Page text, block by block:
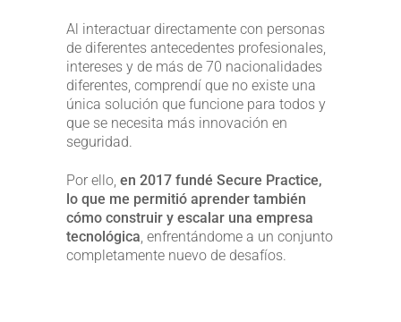
Al interactuar directamente con personas
de diferentes antecedentes profesionales,
intereses y de más de 70 nacionalidades
diferentes, comprendí que no existe una
única solución que funcione para todos y
que se necesita más innovación en
seguridad.
Por ello, en 2017 fundé Secure Practice,
lo que me permitió aprender también
cómo construir y escalar una empresa
tecnológica, enfrentándome a un conjunto
completamente nuevo de desafíos.